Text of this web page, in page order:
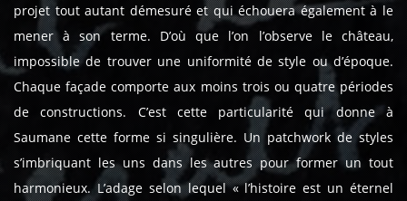
projet tout autant démesuré et qui échouera également à le
mener à son terme. D’où que l’on l’observe le château,
impossible de trouver une uniformité de style ou d’époque.
Chaque façade comporte aux moins trois ou quatre périodes
de constructions. C’est cette particularité qui donne à
Saumane cette forme si singulière. Un patchwork de styles
s’imbriquant les uns dans les autres pour former un tout
harmonieux. L’adage selon lequel « l’histoire est un éternel